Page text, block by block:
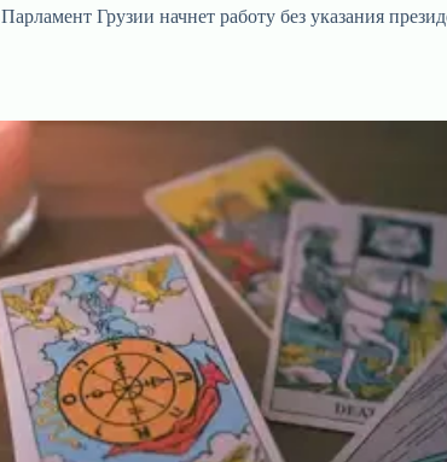
Парламент Грузии начнет работу без указания